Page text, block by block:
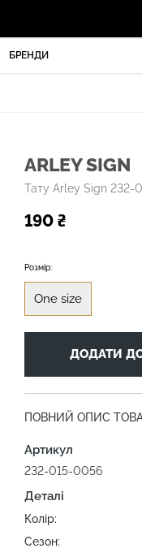
БРЕНДИ
ARLEY SIGN
Тату Arley Sign 232-
190 ₴
Розмір:
One size
ДОДАТИ
ПОВНИЙ ОПИС
Артикул
232-015-0056
Деталі
Колір:
Сезон: